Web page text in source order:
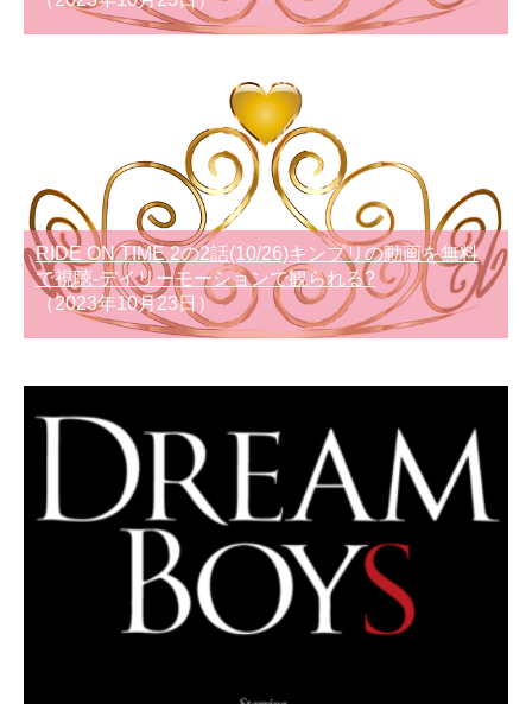
RIDE ON TIME 2の2話(10/26)キンプリの動画を無料
で視聴-デイリーモーションで観られる?
（2023年10月23日）